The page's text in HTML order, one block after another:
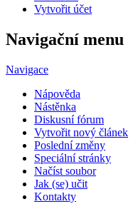
Vytvořit účet
Navigační menu
Navigace
Nápověda
Nástěnka
Diskusní fórum
Vytvořit nový článek
Poslední změny
Speciální stránky
Načíst soubor
Jak (se) učit
Kontakty